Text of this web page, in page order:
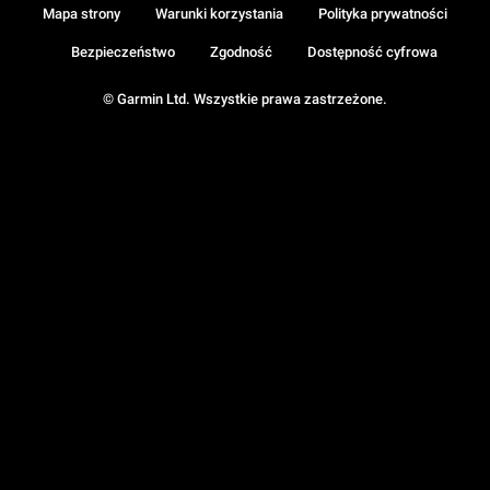
© Garmin Ltd. Wszystkie prawa zastrzeżone.
Mapa strony Warunki korzystania Polityka prywatności
Bezpieczeństwo Zgodność Dostępność cyfrowa